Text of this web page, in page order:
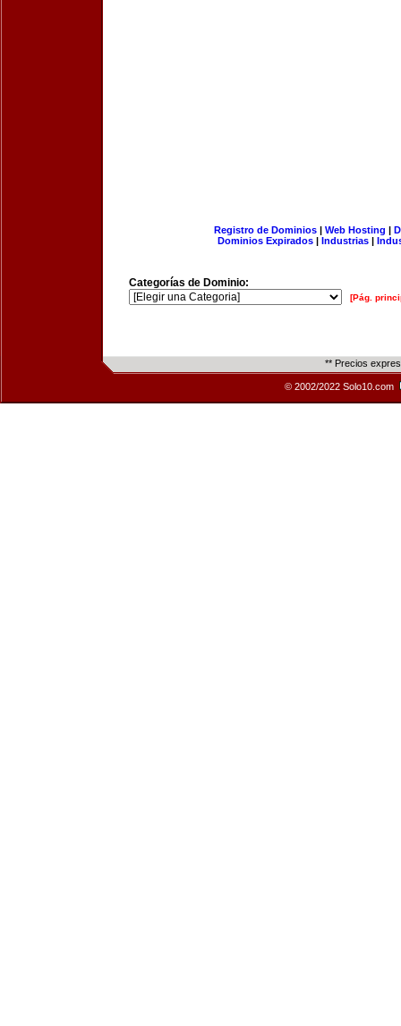
Registro de Dominios| Web Hosting |
Dominios Expirados | Industrias |
Categorías de Dominio:
[Pág.
** Precios
© 2002/2022 Solo10.com